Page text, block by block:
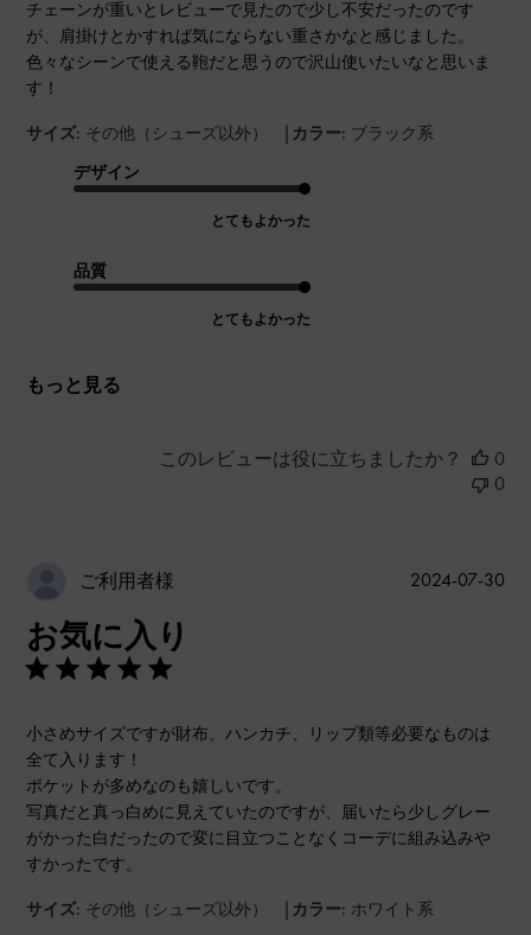
チェーンが重いとレビューで見たので少し不安だったのです
が、肩掛けとかすれば気にならない重さかなと感じました。
色々なシーンで使える鞄だと思うので沢山使いたいなと思いま
す！
サイズ: その他（シューズ以外） | カラー: ブラック系
デザイン
とてもよかった
品質
とてもよかった
もっと見る
このレビューは役に立ちましたか？
0
0
ご利用者様
お気に入り
小さめサイズですが財布、ハンカチ、リップ類等必要なものは
全て入ります！
ポケットが多めなのも嬉しいです。
写真だと真っ白めに見えていたのですが、届いたら少しグレー
がかった白だったので変に目立つことなくコーデに組み込みや
すかったです。
サイズ: その他（シューズ以外） | カラー: ホワイト系
公
2024-07-30